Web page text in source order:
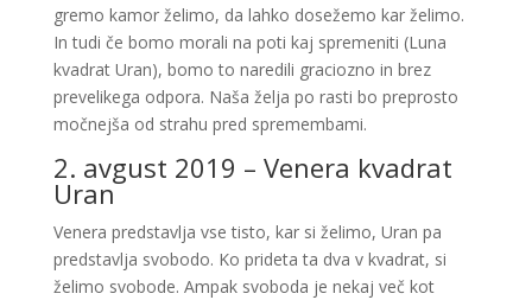
gremo kamor želimo, da lahko dosežemo kar želimo.
In tudi če bomo morali na poti kaj spremeniti (Luna
kvadrat Uran), bomo to naredili graciozno in brez
prevelikega odpora. Naša želja po rasti bo preprosto
močnejša od strahu pred spremembami.
2. avgust 2019 – Venera kvadrat
Uran
Venera predstavlja vse tisto, kar si želimo, Uran pa
predstavlja svobodo. Ko prideta ta dva v kvadrat, si
želimo svobode. Ampak svoboda je nekaj več kot